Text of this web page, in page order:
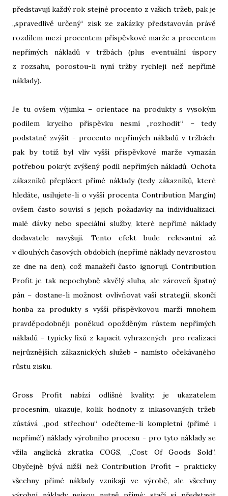
představují každý rok stejné procento z vašich tržeb, pak je
„spravedlivě určený“ zisk ze zakázky představován právě
rozdílem mezi procentem příspěvkové marže a procentem
nepřímých nákladů v tržbách (plus eventuální úspory
z rozsahu, porostou-li nyní tržby rychleji než nepřímé
náklady).
Je tu ovšem výjimka – orientace na produkty s vysokým
podílem krycího příspěvku nesmí „rozhodit“ – tedy
podstatně zvýšit - procento nepřímých nákladů v tržbách:
pak by totiž byl vliv vyšší příspěvkové marže vymazán
potřebou pokrýt zvýšený podíl nepřímých nákladů. Ochota
zákazníků přeplácet přímé náklady (tedy zákazníků, které
hledáte, usilujete-li o vyšší procenta Contribution Margin)
ovšem často souvisí s jejich požadavky na individualizaci,
malé dávky nebo speciální služby, které nepřímé náklady
dodavatele navyšují. Tento efekt bude relevantní až
v dlouhých časových obdobích (nepřímé náklady nevzrostou
ze dne na den), což manažeři často ignorují. Contribution
Profit je tak nepochybně skvělý sluha, ale zároveň špatný
pán – dostane-li možnost ovlivňovat vaši strategii, skončí
honba za produkty s vyšší příspěvkovou marží mnohem
pravděpodobněji poněkud opožděným růstem nepřímých
nákladů – typicky fixů z kapacit vyhrazených pro realizaci
nejrůznějších zákaznických služeb - namísto očekávaného
růstu zisku.
Gross Profit nabízí odlišné kvality: je ukazatelem
procesním, ukazuje, kolik hodnoty z inkasovaných tržeb
zůstává „pod střechou“ odečteme-li kompletní (přímé i
nepřímé!) náklady výrobního procesu - pro tyto náklady se
vžila anglická zkratka COGS, „Cost Of Goods Sold“.
Obyčejně bývá nižší než Contribution Profit – prakticky
všechny přímé náklady vznikají ve výrobě, ale všechny